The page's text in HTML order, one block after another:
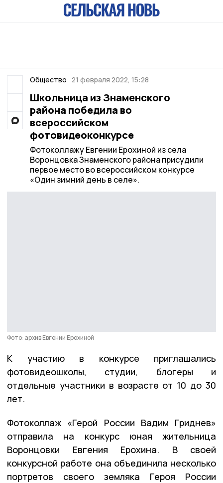
Общество 21 февраля 2022, 15:28
Школьница из Знаменского
района победила во
всероссийском
фотовидеоконкурсе
Фотоколлажу Евгении Ерохиной из села
Воронцовка Знаменского района присудили
первое место во всероссийском конкурсе
«Один зимний день в селе».
Фото: архив Евгении Ерохиной
К участию в конкурсе приглашались
фотовидеошколы, студии, блогеры и
отдельные участники в возрасте от 10 до 30
лет.
Фотоколлаж «Герой России Вадим Гриднев»
отправила на конкурс юная жительница
Воронцовки Евгения Ерохина. В своей
конкурсной работе она объединила несколько
портретов своего земляка Героя России